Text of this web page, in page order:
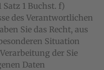
Satz 1 Buchst. f)
des Verantwortlichen
Sie das Recht, aus
Situation
der Sie
Daten